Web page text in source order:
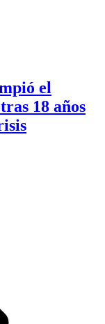
el
18 años